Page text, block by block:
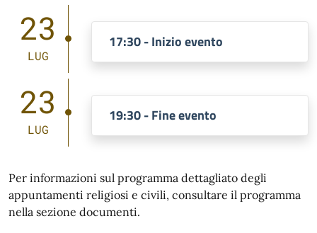
23
LUG
17:30 - Inizio evento
23
LUG
19:30 - Fine evento
Per informazioni sul programma dettagliato degli
appuntamenti religiosi e civili, consultare il programma
nella sezione documenti.